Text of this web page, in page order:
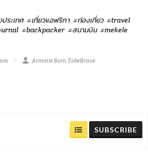
ระเทศ #เที่ยวแอฟริกา #ท่องเที่ยว #travel
#backpacker #สนามบิน #mekele
Armmie Born TobeBrave
SUBSCRIBE